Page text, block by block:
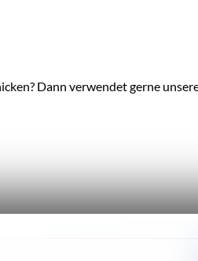
Dann verwendet gerne